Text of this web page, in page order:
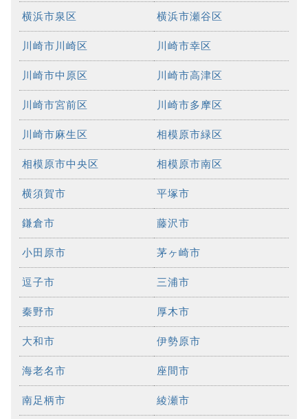
横浜市泉区 横浜市瀬谷区
川崎市川崎区 川崎市幸区
川崎市中原区 川崎市高津区
川崎市宮前区 川崎市多摩区
川崎市麻生区 相模原市緑区
相模原市中央区 相模原市南区
横須賀市 平塚市
鎌倉市 藤沢市
小田原市 茅ヶ崎市
逗子市 三浦市
秦野市 厚木市
大和市 伊勢原市
海老名市 座間市
南足柄市 綾瀬市